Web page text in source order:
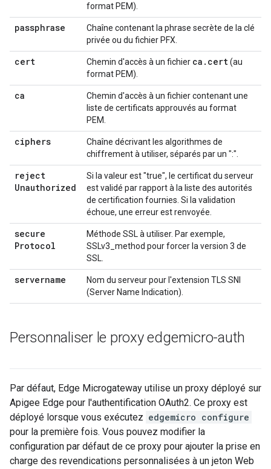
format PEM).
passphrase
Chaîne contenant la phrase secrète de la clé
privée ou du fichier PFX.
cert Chemin d'accès à un fichier ca . cert(au
format PEM).
ca
Chemin d'accès à un fichier contenant une
liste de certificats approuvés au format
PEM.
ciphers
Chaîne décrivant les algorithmes de
chiffrement à utiliser, séparés par un ":".
reject
Unauthorized
Si la valeur est "true", le certificat du serveur
est validé par rapport à la liste des autorités
de certification fournies. Si la validation
échoue, une erreur est renvoyée.
secure
Protocol
Méthode SSL à utiliser. Par exemple,
SSLv3_method pour forcer la version 3 de
SSL.
servername
Nom du serveur pour l'extension TLS SNI
(Server Name Indication).
Personnaliser le proxy edgemicro-auth
Par défaut, Edge Microgateway utilise un proxy déployé sur
Apigee Edge pour l'authentification OAuth2. Ce proxy est
déployé lorsque vous exécutez edgemicro configure
pour la première fois. Vous pouvez modifier la
configuration par défaut de ce proxy pour ajouter la prise en
charge des revendications personnalisées à un jeton Web